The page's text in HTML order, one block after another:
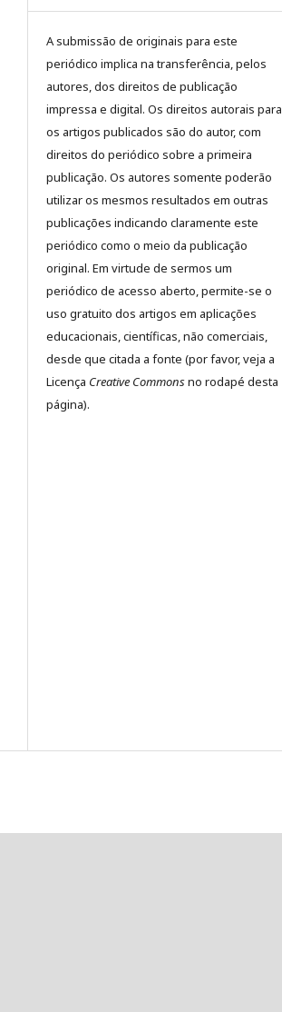
A submissão de originais para este
periódico implica na transferência, pelos
autores, dos direitos de publicação
impressa e digital. Os direitos autorais para
os artigos publicados são do autor, com
direitos do periódico sobre a primeira
publicação. Os autores somente poderão
utilizar os mesmos resultados em outras
publicações indicando claramente este
periódico como o meio da publicação
original. Em virtude de sermos um
periódico de acesso aberto, permite-se o
uso gratuito dos artigos em aplicações
educacionais, científicas, não comerciais,
desde que citada a fonte (por favor, veja a
Licença Creative Commonsno rodapé desta
página).